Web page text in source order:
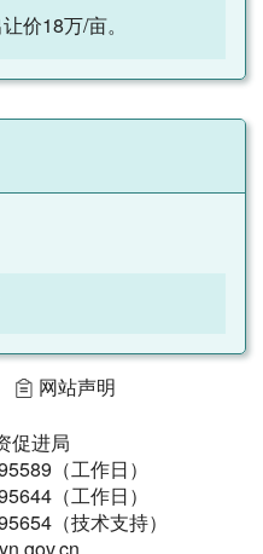
价18万/亩。
网站声明
促进局
（工作日）
（工作日）
技术支持）